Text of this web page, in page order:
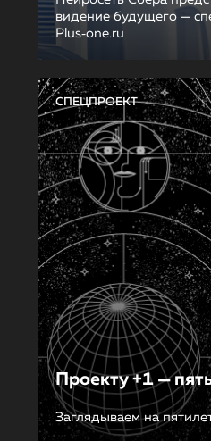
видение будущего —
Plus‑one.ru
СПЕЦПРОЕКТ
Проекту +1 —
Заглядываем на